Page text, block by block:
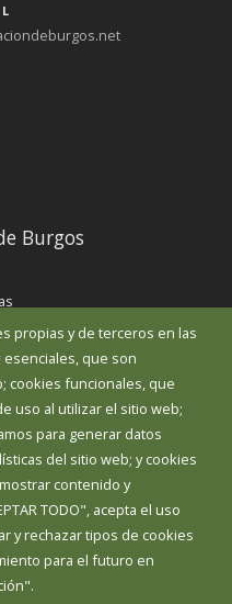
propias y de terceros en las
que son
cookies funcionales, que
uso al utilizar el sitio web;
para generar datos
del sitio web; y cookies
contenido y
TODO", acepta el uso
y rechazar tipos de cookies
para el futuro en
Burgos
interés